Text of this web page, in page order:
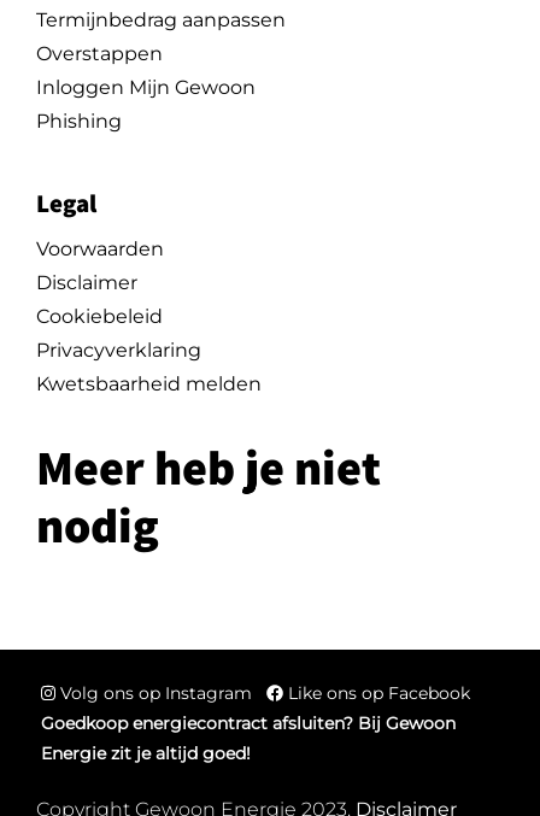
Termijnbedrag aanpassen
Overstappen
Inloggen Mijn Gewoon
Phishing
Legal
Voorwaarden
Disclaimer
Cookiebeleid
Privacyverklaring
Kwetsbaarheid melden
Meer heb je niet
nodig
Volg ons op Instagram
Like ons op Facebook
Goedkoop energiecontract afsluiten? Bij Gewoon
Energie zit je altijd goed!
Copyright Gewoon Energie 2023. Disclaimer